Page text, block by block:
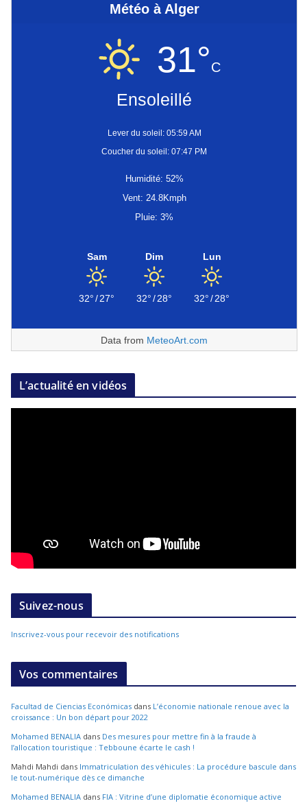
Météo à Alger
31°C
Ensoleillé
Lever du soleil: 05:59 AM
Coucher du soleil: 07:47 PM
Humidité: 52%
Vent: 24.8Kmph
Pluie: 3%
Sam
32°/27°
Dim
32°/28°
Lun
32°/28°
Data from MeteoArt.com
L’actualité en vidéos
Suivez-nous
Inscrivez-vous pour recevoir des notifications
Vos commentaires
Facultad de Ciencias Económicas dans L’économie nationale renoue avec la
croissance : Un bon départ pour 2022
Mohamed BENALIA dans Des mesures pour mettre fin à la fraude à
l’allocation touristique : Tebboune écarte le cash !
Mahdi Mahdi dans Immatriculation des véhicules : La procédure bascule dans
le tout-numérique dès ce dimanche
Mohamed BENALIA dans FIA : Vitrine d’une diplomatie économique active